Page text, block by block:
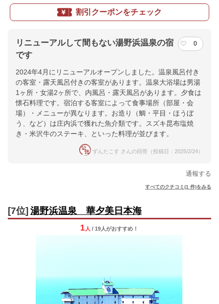
割引クーポンをチェック
リニューアルして間もない湯野浜温泉の宿
です
0
2024年4月にリニューアルオープンしました。温泉風呂付き
の客室・露天風呂付きの客室があります。温泉大浴場は男湯
1ヶ所・女湯2ヶ所で、内風呂・露天風呂があります。夕食は
懐石料理です。宿泊する客室によって食事場所（部屋・会
場）・メニューが異なります。お造り（鯛・平目・ほうぼ
う、など）は庄内浜で獲れた魚介類です。スズキ昆布塩焼
き・米沢牛のステーキ、といった料理が並びます。
ずんたこす さんの回答（投稿日：2025/2/24）
通報する
すべてのクチコミ(1 件)をみる
[7位] 湯野浜温泉 華夕美日本海
1 人 / 19人がおすすめ！